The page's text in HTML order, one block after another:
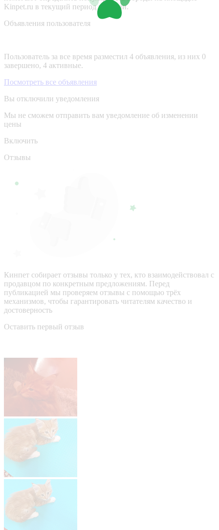
Kinpet.ru в текущий период времени.
Объявления пользователя
Пользователь за все время разместил 4 объявления, из них 0
завершено, 4 активные.
Посмотреть все объявления
Вы отключили уведомления
Мы не сможем отправить вам уведомление об изменении
цены
Включить
Отзывы
Кинпет собирает отзывы только у тех, кто взаимодействовал с
продавцом по конкретным предложениям. Перед
публикацией мы проверяем отзывы с помощью трёх
механизмов, чтобы гарантировать читателям качество и
достоверность
Оставить первый отзыв